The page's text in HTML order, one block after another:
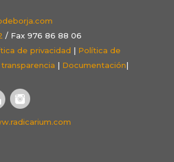
/ Fax 976 86 88 06
de privacidad | Política de
| Documentación|